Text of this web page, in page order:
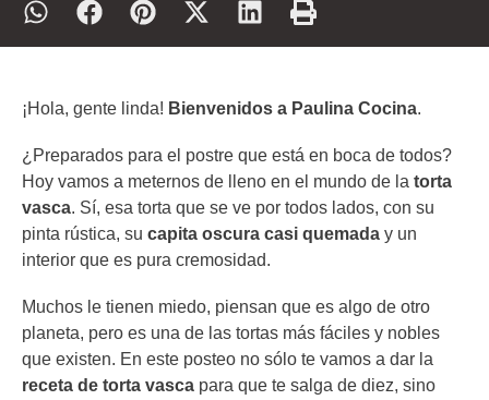
¡Hola, gente linda! Bienvenidos a Paulina Cocina.
¿Preparados para el postre que está en boca de todos?
Hoy vamos a meternos de lleno en el mundo de la torta
vasca. Sí, esa torta que se ve por todos lados, con su
pinta rústica, su capita oscura casi quemada y un
interior que es pura cremosidad.
Muchos le tienen miedo, piensan que es algo de otro
planeta, pero es una de las tortas más fáciles y nobles
que existen. En este posteo no sólo te vamos a dar la
receta de torta vasca para que te salga de diez, sino